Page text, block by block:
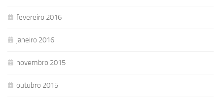
fevereiro 2016
janeiro 2016
novembro 2015
outubro 2015